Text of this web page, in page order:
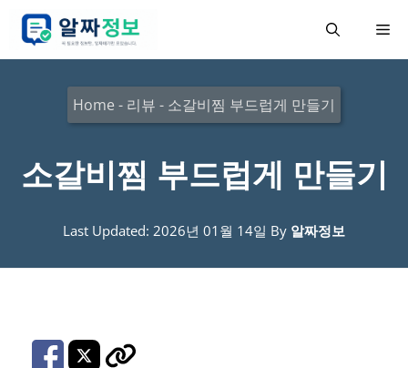
메
Home - 리뷰 - 소갈비찜 부드럽게 만들기
소갈비찜 부드럽게 만들기
Last Updated: 2026년 01월 14일 By 알짜정보